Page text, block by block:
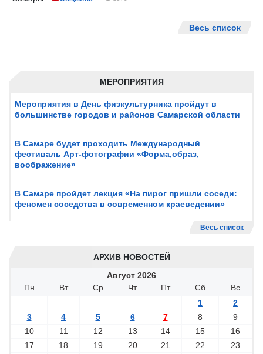
МЕРОПРИЯТИЯ
Мероприятия в День физкультурника пройдут в
большинстве городов и районов Самарской области
В Самаре будет проходить Международный
фестиваль Арт-фотографии «Форма,образ,
воображение»
В Самаре пройдет лекция «На пирог пришли соседи:
феномен соседства в современном краеведении»
Весь список
АРХИВ НОВОСТЕЙ
Август 2026
Пн
Вт Ср Чт Пт Сб
Вс
1
2
3
4 5 6 7 8
9
10
11 12 13 14 15
16
17
18 19 20 21 22
23
Весь список